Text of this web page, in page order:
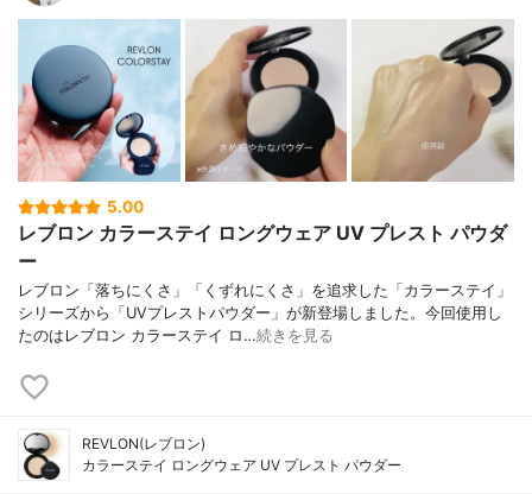
5.00
レブロン カラーステイ ロングウェア UV プレスト パウダ
ー
レブロン「落ちにくさ」「くずれにくさ」を追求した「カラーステイ」
シリーズから「UVプレストパウダー」が新登場しました。今回使用し
たのはレブロン カラーステイ ロ…続きを見る
REVLON(レブロン)
カラーステイ ロングウェア UV プレスト パウダー